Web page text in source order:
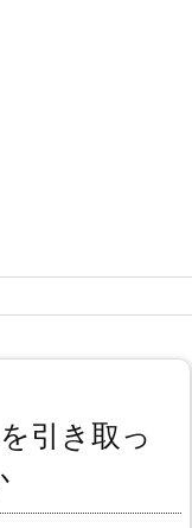
引き取っ